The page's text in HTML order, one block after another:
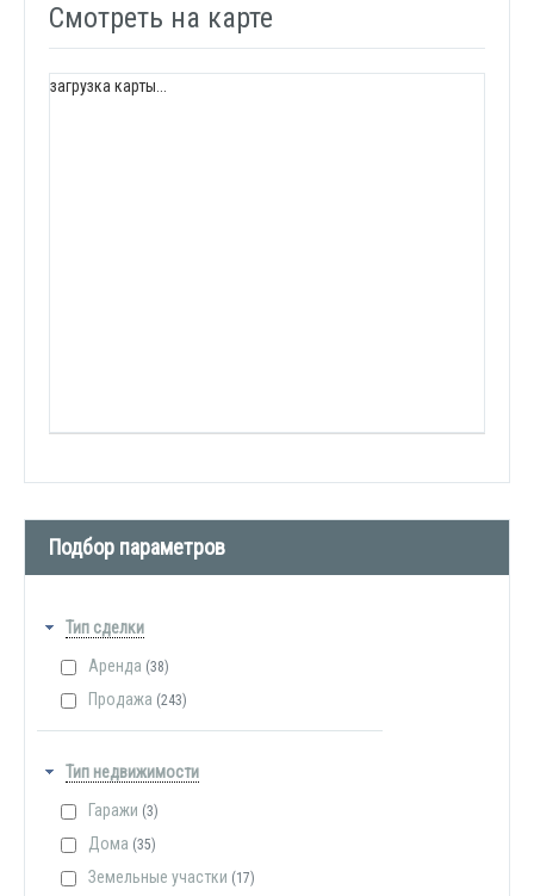
Смотреть на карте
загрузка карты...
Подбор параметров
Тип сделки
Аренда (38)
Продажа (243)
Тип недвижимости
Гаражи (3)
Дома (35)
Земельные участки (17)